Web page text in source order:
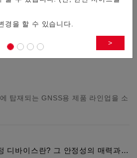
경을 할 수 있습니다.
>
탑재되는 GNSS용 제품 라인업을 소
디바이스란? 그 안정성의 매력과…